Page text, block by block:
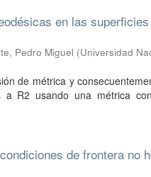
en las
Pedro Miguel (Universidad
de métrica y
a R2 usando una métrica
de frontera no